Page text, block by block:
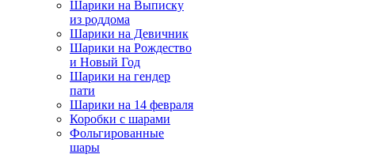
Шарики на Выписку
из роддома
Шарики на Девичник
Шарики на Рождество
и Новый Год
Шарики на гендер
пати
Шарики на 14 февраля
Коробки с шарами
Фольгированные
шары